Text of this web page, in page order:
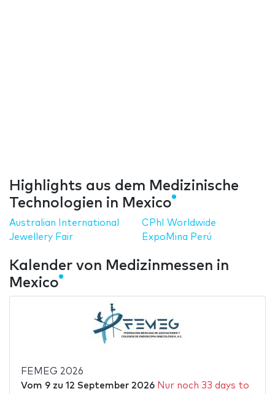
Highlights aus dem Medizinische
Technologien in Mexico
Australian International
Jewellery Fair
CPhI Worldwide
ExpoMina Perú
Kalender von Medizinmessen in
Mexico
FEMEG 2026
Vom 9zu 12 September 2026 Nur noch 33 days to